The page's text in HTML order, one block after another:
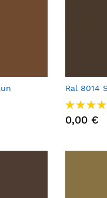
Ral 8014
100%
0,00 €